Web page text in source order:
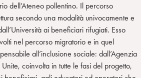
dell’Ateneo pollentino. Il percorso
secondo una modalità univocamente e
ai beneficiari rifugiati. Esso
nel percorso migratorio e in quel
all’inclusione sociale: dall’Agenzia
coinvolta in tutte le fasi del progetto,